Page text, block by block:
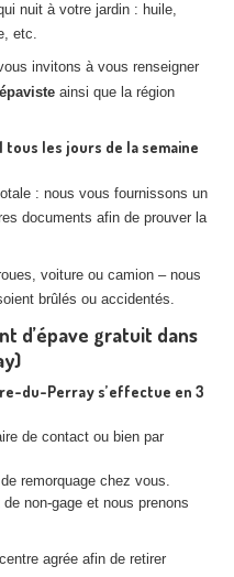
nuit à votre jardin : huile,
etc.
invitons à vous renseigner
épaviste ainsi que la région
tous les jours de la semaine
: nous vous fournissons un
documents afin de prouver la
voiture ou camion – nous
brûlés ou accidentés.
d’épave gratuit dans
du-Perray s’effectue en 3
de contact ou bien par
remorquage chez vous.
non-gage et nous prenons
agrée afin de retirer